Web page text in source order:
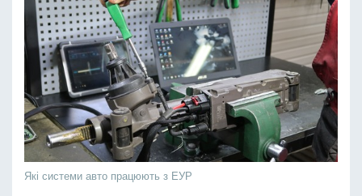
Які системи авто працюють з ЕУР